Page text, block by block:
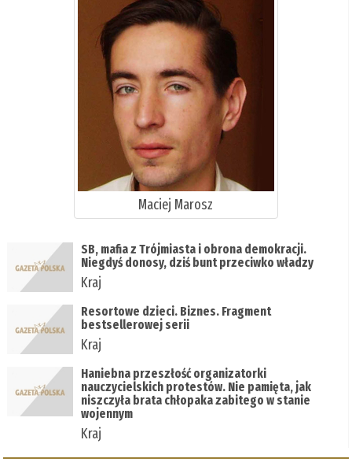
Maciej Marosz
SB, mafia z Trójmiasta i obrona demokracji.
Niegdyś donosy, dziś bunt przeciwko władzy
Kraj
Resortowe dzieci. Biznes. Fragment
bestsellerowej serii
Kraj
Haniebna przeszłość organizatorki
nauczycielskich protestów. Nie pamięta, jak
niszczyła brata chłopaka zabitego w stanie
wojennym
Kraj